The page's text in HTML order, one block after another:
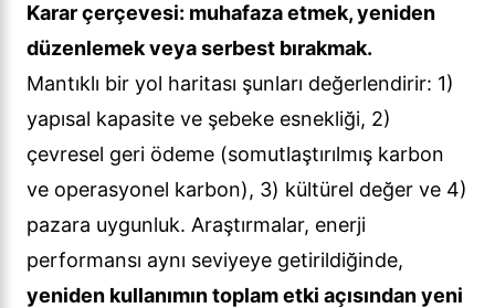
Karar çerçevesi: muhafaza etmek, yeniden
düzenlemek veya serbest bırakmak.
Mantıklı bir yol haritası şunları değerlendirir: 1)
yapısal kapasite ve şebeke esnekliği, 2)
çevresel geri ödeme (somutlaştırılmış karbon
ve operasyonel karbon), 3) kültürel değer ve 4)
pazara uygunluk. Araştırmalar, enerji
performansı aynı seviyeye getirildiğinde,
yeniden kullanımın toplam etki açısından yeni